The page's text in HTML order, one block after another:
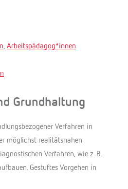
Arbeitspädagog*innen
Grundhaltung
Verfahren in
möglichst realitätsnahen
Verfahren, wie z. B.
Gestuftes Vorgehen in